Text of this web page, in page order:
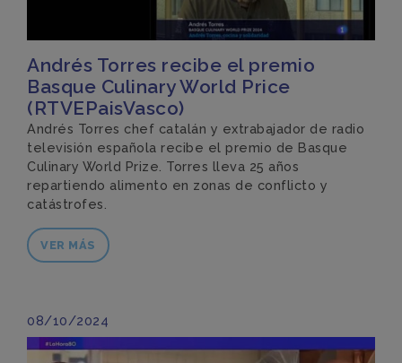
Andrés Torres recibe el premio
Basque Culinary World Price
(RTVEPaisVasco)
Andrés Torres chef catalán y extrabajador de radio
televisión española recibe el premio de Basque
Culinary World Prize. Torres lleva 25 años
repartiendo alimento en zonas de conflicto y
catástrofes.
VER MÁS
08/10/2024